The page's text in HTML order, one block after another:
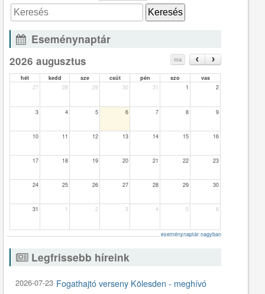
Eseménynaptár
2026 augusztus ma
hét kedd sze csüt pén szo
vas
27
28 29 30 31 1 2
3 4 5 6 7 8 9
10 11 12 13 14 15 16
17 18 19 20 21 22 23
24 25 26 27 28 29 30
31 1 2 3 4 5 6
eseménynaptár nagyban
Legfrissebb híreink
2026-07-23 Fogathajtó verseny Kölesden - meghívó